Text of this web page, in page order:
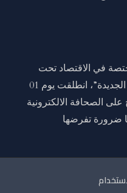
في الاقتصاد تحت
شعار “نافذة على اقتصاد الجزائر الجديدة”، انطلقت يوم 01
على الصحافة الالكترونية
ضرورة تفرضها